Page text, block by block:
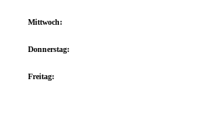
Mittwoch:
Donnerstag:
Freitag: